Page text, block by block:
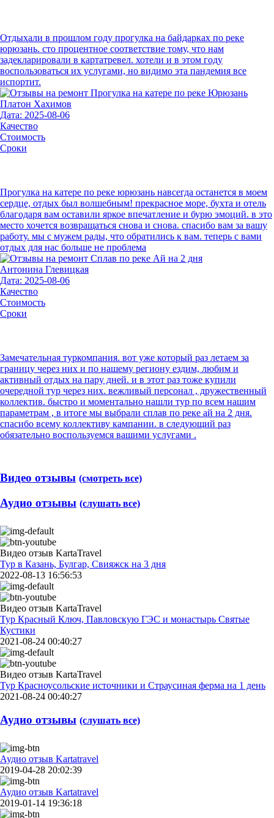
Отдыхали в прошлом году прогулка на байдарках по реке
юрюзань. сто процентное соответствие тому, что нам
задекларировали в картатревел. хотели и в этом году
воспользоваться их услугами, но видимо эта пандемия все
испортит.
Платон Хахимов
Дата: 2025-08-06
Качество
Стоимость
Сроки
Прогулка на катере по реке юрюзань навсегда останется в моем
сердце, отдых был волшебным! прекрасное море, бухта и отель
благодаря вам оставили яркое впечатление и бурю эмоций. в это
место хочется возвращаться снова и снова. спасибо вам за вашу
работу. мы с мужем рады, что обратились к вам. теперь с вами
отдых для нас больше не проблема
Антонина Глевицкая
Дата: 2025-08-06
Качество
Стоимость
Сроки
Замечательная туркомпания. вот уже который раз летаем за
границу через них и по нашему региону ездим, любим и
активный отдых на пару дней. и в этот раз тоже купили
очередной тур через них. вежливый персонал , дружественный
коллектив. быстро и моментально нашли тур по всем нашим
параметрам , в итоге мы выбрали сплав по реке ай на 2 дня.
спасибо всему коллективу кампании. в следующий раз
обязательно воспользуемся вашими услугами .
Видео отзывы (смотреть все)
Аудио отзывы (слушать все)
Видео отзыв KartaTravel
Тур в Казань, Булгар, Свияжск на 3 дня
2022-08-13 16:56:53
Видео отзыв KartaTravel
Тур Красный Ключ, Павловскую ГЭС и монастырь Святые
Кустики
2021-08-24 00:40:27
Видео отзыв KartaTravel
Тур Красноусольские источники и Страусиная ферма на 1 день
2021-08-24 00:40:27
Аудио отзывы (слушать все)
Аудио отзыв Kartatravel
2019-04-28 20:02:39
Аудио отзыв Kartatravel
2019-01-14 19:36:18